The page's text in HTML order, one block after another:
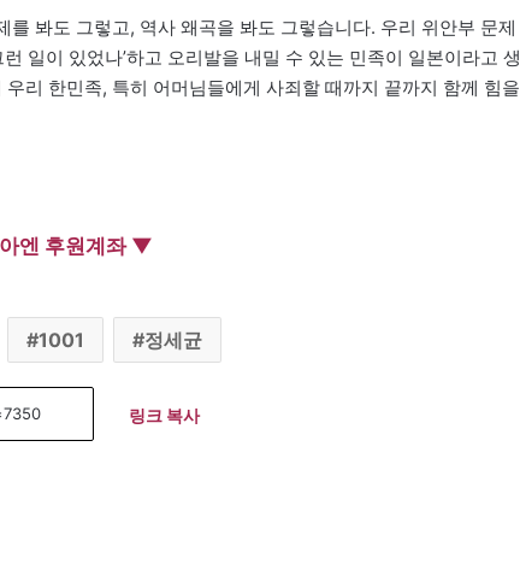
봐도 그렇고, 역사 왜곡을 봐도 그렇습니다. 우리 위안부 문제
일이 있었나’하고 오리발을 내밀 수 있는 민족이 일본이라고 생
리 한민족, 특히 어머님들에게 사죄할 때까지 끝까지 함께 힘을
엔 후원계좌 ▼
1001 정세균
링크 복사